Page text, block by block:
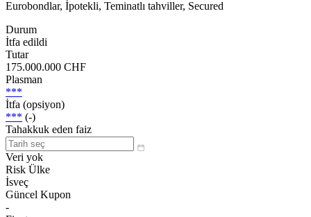
Eurobondlar, İpotekli, Teminatlı tahviller, Secured
Durum
İtfa edildi
Tutar
175.000.000 CHF
Plasman
***
İtfa (opsiyon)
*** (-)
Tahakkuk eden faiz
Veri yok
Risk Ülke
İsveç
Güncel Kupon
-